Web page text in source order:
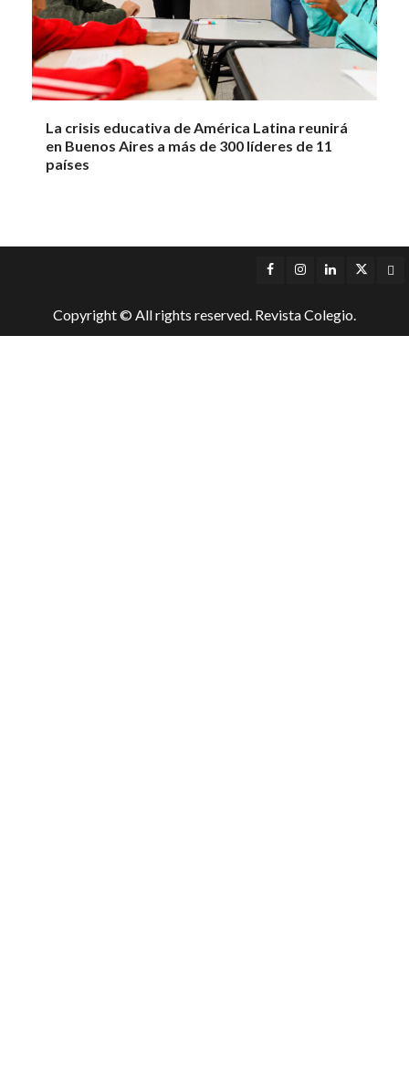
La crisis educativa de América Latina reunirá
en Buenos Aires a más de 300 líderes de 11
países
Facebook
Instagram
LinkedInTwitter
Copyright © All rights reserved. Revista Colegio.